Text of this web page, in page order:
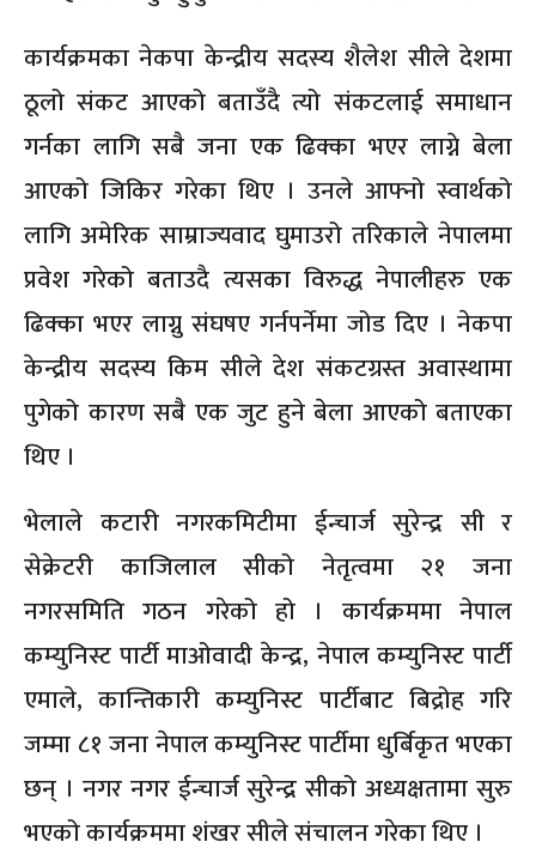
कार्यक्रमका नेकपा केन्द्रीय सदस्य शैलेश सीले देशमा
ठूलो संकट आएको बताउँदै त्यो संकटलाई समाधान
गर्नका लागि सबै जना एक ढिक्का भएर लाग्ने बेला
आएको जिकिर गरेका थिए । उनले आफ्नो स्वार्थको
लागि अमेरिक साम्राज्यवाद घुमाउरो तरिकाले नेपालमा
प्रवेश गरेको बताउदै त्यसका विरुद्ध नेपालीहरु एक
ढिक्का भएर लाग्नु संघषए गर्नपर्नेमा जोड दिए । नेकपा
केन्द्रीय सदस्य किम सीले देश संकटग्रस्त अवास्थामा
पुगेको कारण सबै एक जुट हुने बेला आएको बताएका
थिए ।
भेलाले कटारी नगरकमिटीमा ईन्चार्ज सुरेन्द्र सी र
सेक्रेटरी काजिलाल सीको नेतृत्वमा २१ जना
नगरसमिति गठन गरेको हो । कार्यक्रममा नेपाल
कम्युनिस्ट पार्टी माओवादी केन्द्र, नेपाल कम्युनिस्ट पार्टी
एमाले, कान्तिकारी कम्युनिस्ट पार्टीबाट बिद्रोह गरि
जम्मा ८१ जना नेपाल कम्युनिस्ट पार्टीमा धुर्बिकृत भएका
छन् । नगर नगर ईन्चार्ज सुरेन्द्र सीको अध्यक्षतामा सुरु
भएको कार्यक्रममा शंखर सीले संचालन गरेका थिए ।